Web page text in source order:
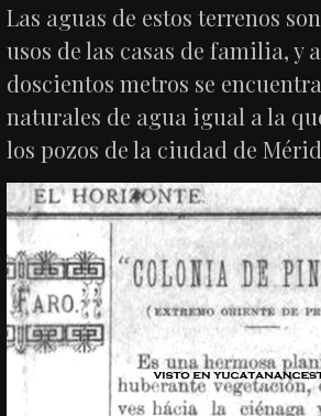
Las aguas de estos terrenos
usos de las casas de familia, y
doscientos metros se
naturales de agua igual a la
los pozos de la ciudad de